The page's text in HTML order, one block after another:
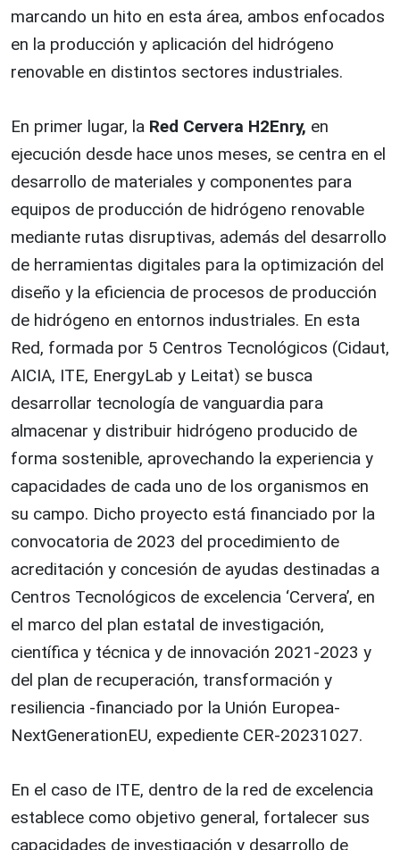
marcando un hito en esta área, ambos enfocados
en la producción y aplicación del hidrógeno
renovable en distintos sectores industriales.
En primer lugar, la Red Cervera H2Enry, en
ejecución desde hace unos meses, se centra en el
desarrollo de materiales y componentes para
equipos de producción de hidrógeno renovable
mediante rutas disruptivas, además del desarrollo
de herramientas digitales para la optimización del
diseño y la eficiencia de procesos de producción
de hidrógeno en entornos industriales. En esta
Red, formada por 5 Centros Tecnológicos (Cidaut,
AICIA, ITE, EnergyLab y Leitat) se busca
desarrollar tecnología de vanguardia para
almacenar y distribuir hidrógeno producido de
forma sostenible, aprovechando la experiencia y
capacidades de cada uno de los organismos en
su campo. Dicho proyecto está financiado por la
convocatoria de 2023 del procedimiento de
acreditación y concesión de ayudas destinadas a
Centros Tecnológicos de excelencia ‘Cervera’, en
el marco del plan estatal de investigación,
científica y técnica y de innovación 2021-2023 y
del plan de recuperación, transformación y
resiliencia -financiado por la Unión Europea-
NextGenerationEU, expediente CER-20231027.
En el caso de ITE, dentro de la red de excelencia
establece como objetivo general, fortalecer sus
capacidades de investigación y desarrollo de